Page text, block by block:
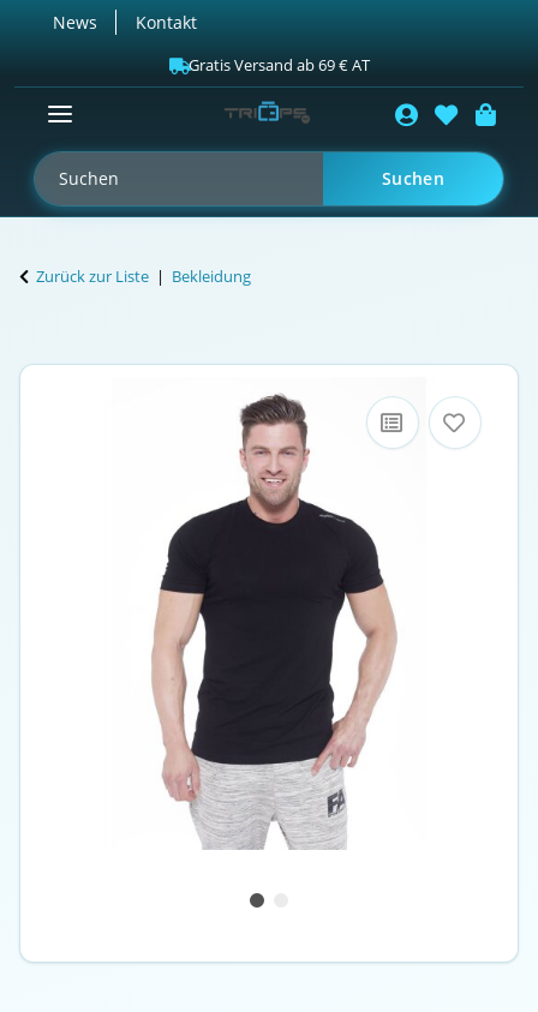
News Kontakt
Gratis Versand ab 69 € AT
Suchen
Zurück zur Liste Bekleidung